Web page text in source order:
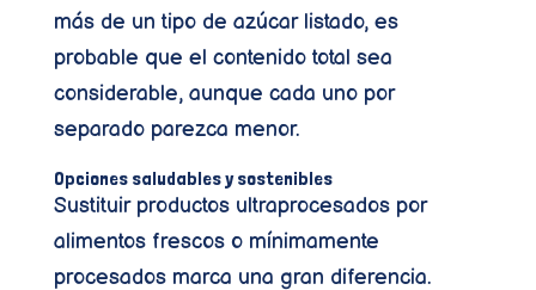
más de un tipo de azúcar listado, es
probable que el contenido total sea
considerable, aunque cada uno por
separado parezca menor.
Opciones saludables y sostenibles
Sustituir productos ultraprocesados por
alimentos frescos o mínimamente
procesados marca una gran diferencia.